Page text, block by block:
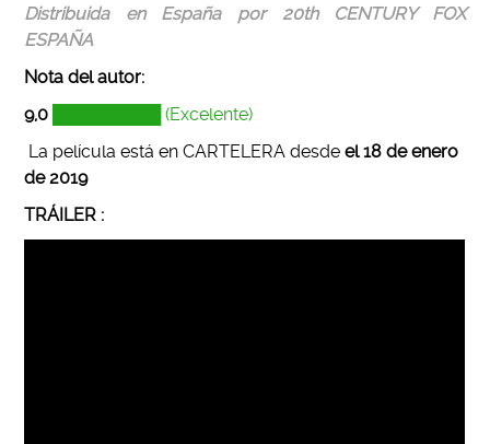
Distribuida en España por 20th CENTURY FOX
ESPAÑA
Nota del autor:
9,0
█████████ (Excelente)
La película está en CARTELERA desde el 18 de enero
de 2019
TRÁILER :